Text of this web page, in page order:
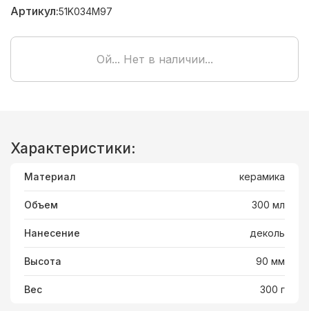
Артикул:51K034M97
Ой... Нет в наличии...
Характеристики:
Материал керамика
Объем 300 мл
Нанесение деколь
Высота 90 мм
Вес 300 г